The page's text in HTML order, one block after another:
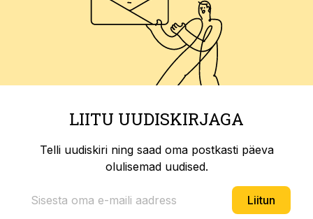
LIITU UUDISKIRJAGA
Telli uudiskiri ning saad oma postkasti päeva
olulisemad uudised.
Liitun